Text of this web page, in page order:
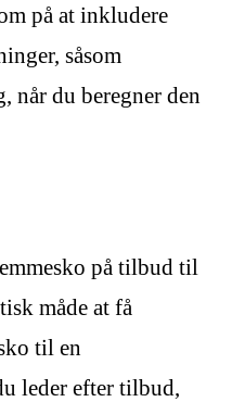
på at inkludere
såsom
når du beregner den
på tilbud til
måde at få
til en
leder efter tilbud,